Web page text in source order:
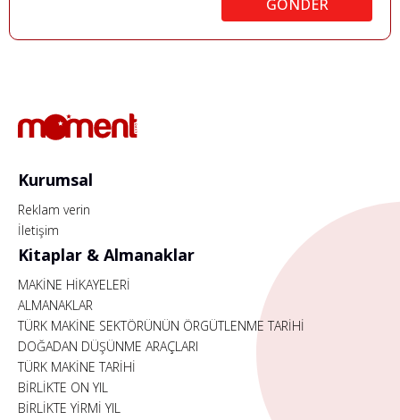
GÖNDER
Kurumsal
Reklam verin
İletişim
Kitaplar & Almanaklar
MAKİNE HİKAYELERİ
ALMANAKLAR
TÜRK MAKİNE SEKTÖRÜNÜN ÖRGÜTLENME TARİHİ
DOĞADAN DÜŞÜNME ARAÇLARI
TÜRK MAKİNE TARİHİ
BİRLİKTE ON YIL
BİRLİKTE YİRMİ YIL